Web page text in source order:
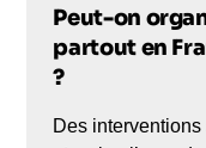
Peut-on
partout en
?
Des